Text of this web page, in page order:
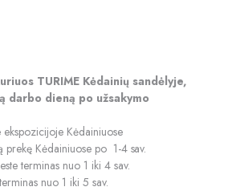
TURIME Kėdainių sandėlyje,
darbo dieną po užsakymo
ekspozicijoje Kėdainiuose
prekę Kėdainiuose po 1-4 sav.
terminas nuo 1 iki 4 sav.
nuo 1 iki 5 sav.